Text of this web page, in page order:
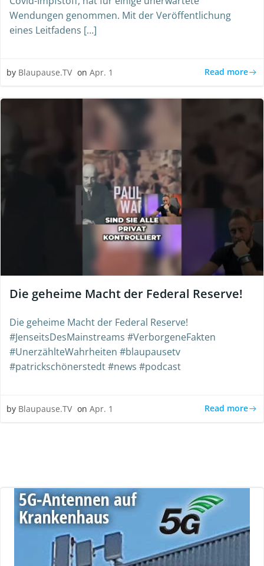
Wendungen genommen. Mit der Veröffentlichung
eines Leitfadens […]
by Blaupause.TV on Apr. 1 Read more
Die geheime Macht der Federal Reserve!
Die geheime Macht der Federal Reserve!
#JenseitsDesMainstreams #VerborgeneFakten
#UnerzählteWahrheiten #blaupausetv
#patrickschönerstedt #news #podcast
by Blaupause.TV on Apr. 1 Read more